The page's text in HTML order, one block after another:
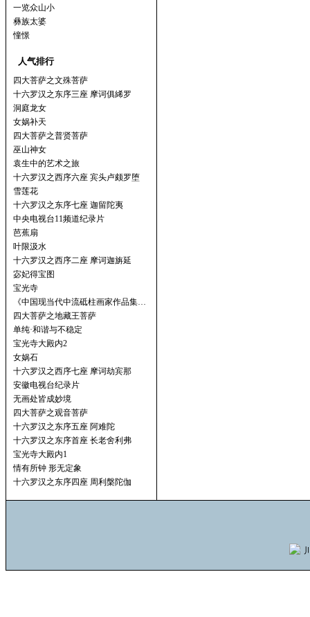
一览众山小
彝族太婆
憧憬
人气排行
四大菩萨之文殊菩萨
十六罗汉之东序三座 摩诃俱絺罗
洞庭龙女
女娲补天
四大菩萨之普贤菩萨
巫山神女
袁生中的艺术之旅
十六罗汉之西序六座 宾头卢颇罗堕
雪莲花
十六罗汉之东序七座 迦留陀夷
中央电视台11频道纪录片
芭蕉扇
叶限汲水
十六罗汉之西序二座 摩诃迦旃延
宓妃得宝图
宝光寺
《中国现当代中流砥柱画家作品集…
四大菩萨之地藏王菩萨
单纯·和谐与不稳定
宝光寺大殿内2
女娲石
十六罗汉之西序七座 摩诃劫宾那
安徽电视台纪录片
无画处皆成妙境
四大菩萨之观音菩萨
十六罗汉之东序五座 阿难陀
十六罗汉之东序首座 长老舍利弗
宝光寺大殿内1
情有所钟 形无定象
十六罗汉之东序四座 周利槃陀伽